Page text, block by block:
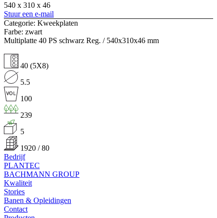
540 x 310 x 46
Stuur een e-mail
Categorie: Kweekplaten
Farbe: zwart
Multiplatte 40 PS schwarz Reg. / 540x310x46 mm
40 (5X8)
5.5
100
239
5
1920 / 80
Bedrijf
PLANTEC
BACHMANN GROUP
Kwaliteit
Stories
Banen & Opleidingen
Contact